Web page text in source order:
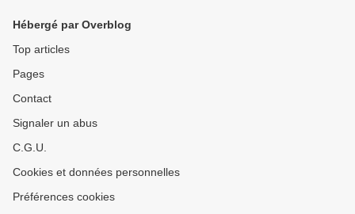
Hébergé par Overblog
Top articles
Pages
Contact
Signaler un abus
C.G.U.
Cookies et données personnelles
Préférences cookies